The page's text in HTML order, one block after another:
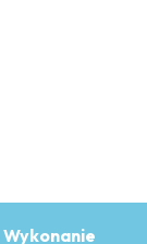
Wykonanie